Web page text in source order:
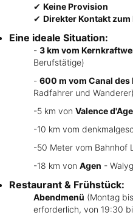
✔ Keine Provision
✔ Direkter Kontakt zum
Eine ideale Situation:
- 3 km vom
Berufstätige)
- 600 m vom Canal
Radfahrer und Wanderer)
-5 km von Valence
-10 km vom
-50 Meter vom Bahnhof
-18 km von Agen -
Restaurant & Frühstück:
Abendmenü (Montag
erforderlich, von 19:30